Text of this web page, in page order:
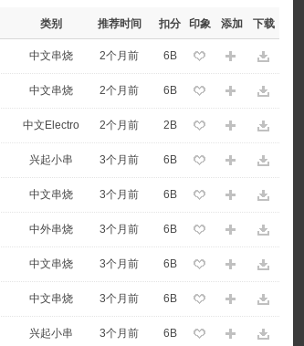
类别 推荐时间 扣分 印象 添加 下载
中文串烧 2个月前 6B
中文串烧 2个月前 6B
中文Electro 2个月前 2B
兴起小串 3个月前 6B
中文串烧 3个月前 6B
中外串烧 3个月前 6B
中文串烧 3个月前 6B
中文串烧 3个月前 6B
兴起小串 3个月前 6B